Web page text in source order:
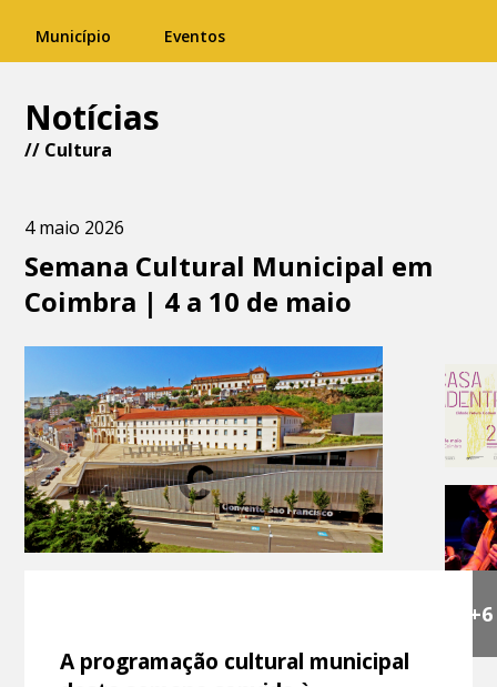
Município Eventos
Notícias
// Cultura
4 maio 2026
Semana Cultural Municipal em
Coimbra | 4 a 10 de maio
+6
A programação cultural municipal